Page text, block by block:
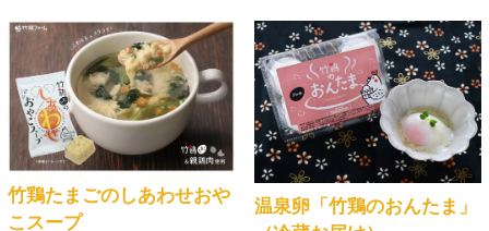
竹鶏たまごのしあわせおや
こスープ
温泉卵「竹鶏のおんたま」